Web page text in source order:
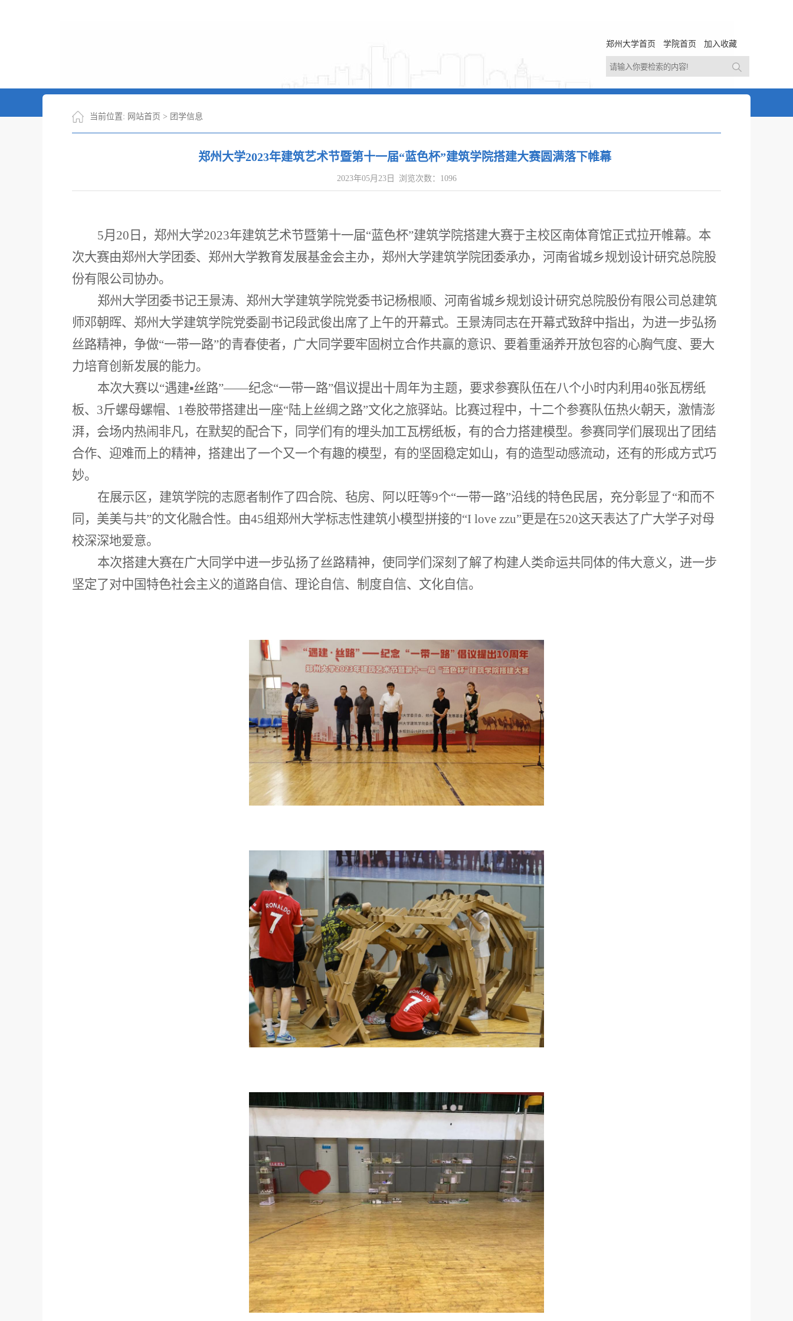
郑州大学首页 学院首页 加入收藏
当前位置: 网站首页 > 团学信息
郑州大学2023年建筑艺术节暨第十一届“蓝色杯”建筑学院搭建大赛圆满落下帷幕
2023年05月23日 浏览次数： 1096
5月20日，郑州大学2023年建筑艺术节暨第十一届“蓝色杯”建筑学院搭建大赛于主校区南体育馆正式拉开帷幕。本
次大赛由郑州大学团委、郑州大学教育发展基金会主办，郑州大学建筑学院团委承办，河南省城乡规划设计研究总院股
份有限公司协办。
郑州大学团委书记王景涛、郑州大学建筑学院党委书记杨根顺、河南省城乡规划设计研究总院股份有限公司总建筑
师邓朝晖、郑州大学建筑学院党委副书记段武俊出席了上午的开幕式。王景涛同志在开幕式致辞中指出，为进一步弘扬
丝路精神，争做“一带一路”的青春使者，广大同学要牢固树立合作共赢的意识、要着重涵养开放包容的心胸气度、要大
力培育创新发展的能力。
本次大赛以“遇建▪丝路”——纪念“一带一路”倡议提出十周年为主题，要求参赛队伍在八个小时内利用40张瓦楞纸
板、3斤螺母螺帽、1卷胶带搭建出一座“陆上丝绸之路”文化之旅驿站。比赛过程中，十二个参赛队伍热火朝天，激情澎
湃，会场内热闹非凡，在默契的配合下，同学们有的埋头加工瓦楞纸板，有的合力搭建模型。参赛同学们展现出了团结
合作、迎难而上的精神，搭建出了一个又一个有趣的模型，有的坚固稳定如山，有的造型动感流动，还有的形成方式巧
妙。
在展示区，建筑学院的志愿者制作了四合院、毡房、阿以旺等9个“一带一路”沿线的特色民居，充分彰显了“和而不
同，美美与共”的文化融合性。由45组郑州大学标志性建筑小模型拼接的“I love zzu”更是在520这天表达了广大学子对母
校深深地爱意。
本次搭建大赛在广大同学中进一步弘扬了丝路精神，使同学们深刻了解了构建人类命运共同体的伟大意义，进一步
坚定了对中国特色社会主义的道路自信、理论自信、制度自信、文化自信。